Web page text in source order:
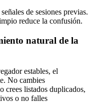
de sesiones previas.
reduce la confusión.
natural de la
estables, el
No cambies
crees listados duplicados,
o no falles